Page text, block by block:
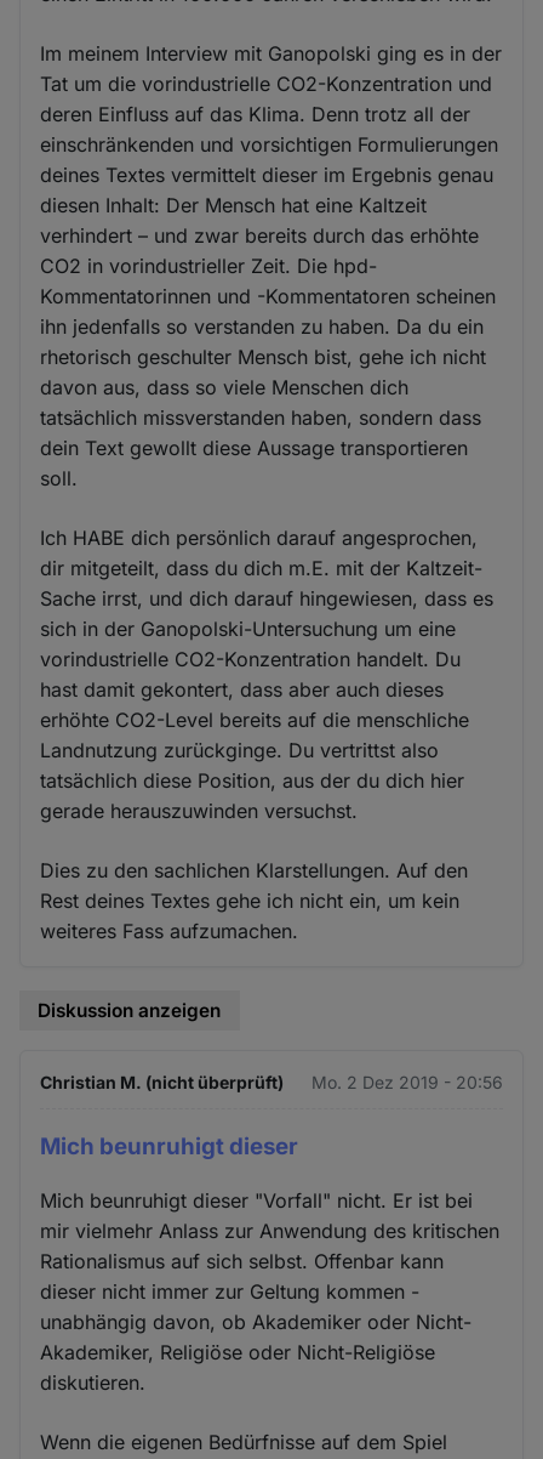
Im meinem Interview mit Ganopolski ging es in der
Tat um die vorindustrielle CO2-Konzentration und
deren Einfluss auf das Klima. Denn trotz all der
einschränkenden und vorsichtigen Formulierungen
deines Textes vermittelt dieser im Ergebnis genau
diesen Inhalt: Der Mensch hat eine Kaltzeit
verhindert – und zwar bereits durch das erhöhte
CO2 in vorindustrieller Zeit. Die hpd-
Kommentatorinnen und -Kommentatoren scheinen
ihn jedenfalls so verstanden zu haben. Da du ein
rhetorisch geschulter Mensch bist, gehe ich nicht
davon aus, dass so viele Menschen dich
tatsächlich missverstanden haben, sondern dass
dein Text gewollt diese Aussage transportieren
soll.
Ich HABE dich persönlich darauf angesprochen,
dir mitgeteilt, dass du dich m.E. mit der Kaltzeit-
Sache irrst, und dich darauf hingewiesen, dass es
sich in der Ganopolski-Untersuchung um eine
vorindustrielle CO2-Konzentration handelt. Du
hast damit gekontert, dass aber auch dieses
erhöhte CO2-Level bereits auf die menschliche
Landnutzung zurückginge. Du vertrittst also
tatsächlich diese Position, aus der du dich hier
gerade herauszuwinden versuchst.
Dies zu den sachlichen Klarstellungen. Auf den
Rest deines Textes gehe ich nicht ein, um kein
weiteres Fass aufzumachen.
Diskussion anzeigen
Christian M. (nicht überprüft) Mo. 2 Dez 2019 - 20:56
Mich beunruhigt dieser
Mich beunruhigt dieser "Vorfall" nicht. Er ist bei
mir vielmehr Anlass zur Anwendung des kritischen
Rationalismus auf sich selbst. Offenbar kann
dieser nicht immer zur Geltung kommen -
unabhängig davon, ob Akademiker oder Nicht-
Akademiker, Religiöse oder Nicht-Religiöse
diskutieren.
Wenn die eigenen Bedürfnisse auf dem Spiel